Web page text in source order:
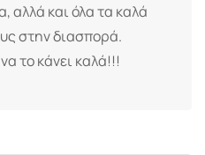
αλλά και όλα τα καλά
στην διασπορά.
το κάνει καλά!!!